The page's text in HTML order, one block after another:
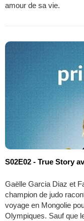
amour de sa vie.
S02E02 - True Story
Gaëlle Garcia Diaz et
champion de judo
voyage en Mongolie
Olympiques. Sauf que